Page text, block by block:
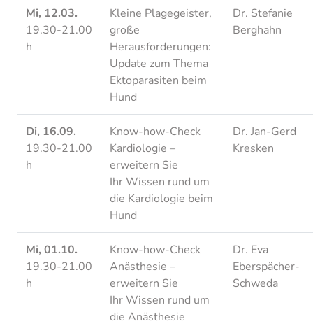
Mi, 12.03.
19.30-21.00
h
Kleine Plagegeister,
große
Herausforderungen:
Update zum Thema
Ektoparasiten beim
Hund
Dr. Stefanie
Berghahn
Di, 16.09.
19.30-21.00
h
Know-how-Check
Kardiologie –
erweitern Sie
Ihr Wissen rund um
die Kardiologie beim
Hund
Dr. Jan-Gerd
Kresken
Mi, 01.10.
19.30-21.00
h
Know-how-Check
Anästhesie –
erweitern Sie
Ihr Wissen rund um
die Anästhesie
Dr. Eva
Eberspächer-
Schweda